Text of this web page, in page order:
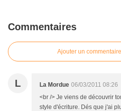
Commentaires
Ajouter un commentaire
L La Mordue 06/03/2011 08:26
<br /> Je viens de découvrir
style d'écriture. Dés que j'ai